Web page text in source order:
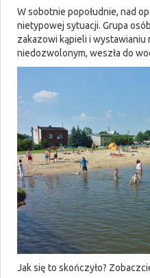
W sobotnie popołudnie, nad
nietypowej sytuacji. Grupa
zakazowi kąpieli i wystawianiu
niedozwolonym, weszła do
Jak się to skończyło?